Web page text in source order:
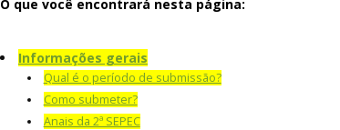
O que você encontrará nesta página:
Informações gerais
Qual é o período de submissão?
Como submeter?
Anais da 2ª SEPEC